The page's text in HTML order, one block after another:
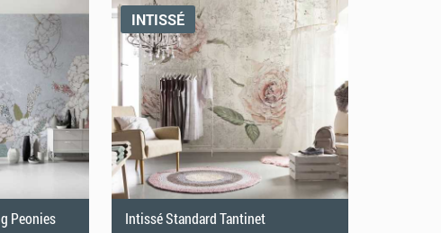
Peonies
INTISSÉ
Intissé Standard Tantinet